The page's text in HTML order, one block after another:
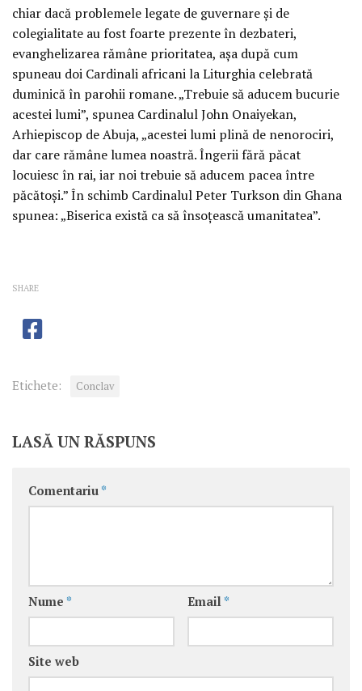
chiar dacă problemele legate de guvernare şi de
colegialitate au fost foarte prezente în dezbateri,
evanghelizarea rămâne prioritatea, aşa după cum
spuneau doi Cardinali africani la Liturghia celebrată
duminică în parohii romane. „Trebuie să aducem bucurie
acestei lumi”, spunea Cardinalul John Onaiyekan,
Arhiepiscop de Abuja, „acestei lumi plină de nenorociri,
dar care rămâne lumea noastră. Îngerii fără păcat
locuiesc în rai, iar noi trebuie să aducem pacea între
păcătoşi.” În schimb Cardinalul Peter Turkson din Ghana
spunea: „Biserica există ca să însoţească umanitatea”.
SHARE
Etichete: Conclav
LASĂ UN RĂSPUNS
Comentariu *
Nume * Email *
Site web